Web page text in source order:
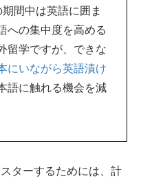
間中は英語に囲ま
への集中度を高める
留学ですが、できな
にいながら英語漬け
語に触れる機会を減
ターするためには、計